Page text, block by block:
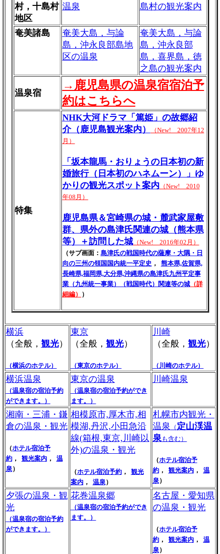
村，十島村
地区
温泉
島村の観光案内
奄美諸島
奄美大島，与論
島，沖永良部島地
区の温泉
奄美大島，与論
島，沖永良部
島，喜界島，徳
之島の観光案内
温泉宿
→鹿児島県の温泉宿宿泊予
約はこちらへ
特集
NHK大河ドラマ「篤姫」の故郷紹
介（鹿児島観光案内）
（New! 2007年12
月）
「坂本龍馬・おりょうの日本初の新
婚旅行（日本初のハネムーン）」ゆ
かりの観光スポット案内 （New! 2010
年08月）
鹿児島県＆宮崎県の城・麓武家屋敷
群、県外の島津氏関連の城（熊本県
等）＋訪問した城（New! 2016年02月）
（サブ画面： 島津氏の戦国時代の薩摩・大隅・日
向の三州の領国国内統一平定史 ， 熊本県,佐賀県,
長崎県,福岡県,大分県,沖縄県の島津氏九州平定事
業（九州統一事業）（戦国時代）関連等の城（詳
細編）
）
横浜
（全般， 観光）
（横浜のホテル）
東京
（全般， 観光）
（東京のホテル）
川崎
（全般， 観光）
（川崎のホテル）
横浜温泉
（温泉宿の宿泊予約
ができます。）
東京の温泉
（温泉宿の宿泊予約ができ
ます。）
川崎温泉
湘南・三浦・鎌
倉の温泉・観光
（ホテル宿泊予
約， 観光案内， 温
泉 ）
相模原市,厚木市,相
模湖,丹沢,小田急沿
線(箱根,東京,川崎以
外)の温泉・観光
（ホテル宿泊予約， 観光
案内， 温泉 ）
札幌市内観光・
温泉 （ 定山渓温
泉 も含む）
（ホテル宿泊予
約， 観光案内， 温
泉 ）
夕張の温泉・観
光
（温泉宿の宿泊予約
ができます。）
花巻温泉郷
（温泉宿の宿泊予約ができ
ます。）
名古屋・愛知県
の温泉・観光
（ホテル宿泊予
約， 観光案内， 温
泉 ）